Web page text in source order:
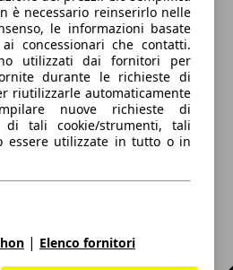
è necessario reinserirlo nelle
le informazioni basate
concessionari che contatti.
utilizzati dai fornitori per
durante le richieste di
riutilizzarle automaticamente
nuove richieste di
di tali cookie/strumenti, tali
essere utilizzate in tutto o in
| Elenco fornitori